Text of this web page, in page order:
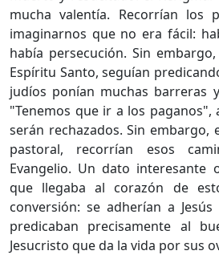
mucha valentía. Recorrían los
imaginarnos que no era fácil:
había persecución. Sin
Espíritu Santo, seguían
judíos ponían muchas barreras
"Tenemos que ir a los paganos",
serán rechazados. Sin embargo,
pastoral, recorrían esos
Evangelio. Un dato interesante
que llegaba al corazón de
conversión: se adherían a
predicaban precisamente al
Jesucristo que da la vida por sus